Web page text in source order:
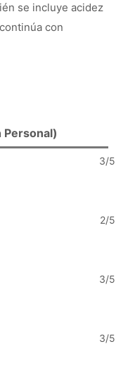
se incluye acidez
con
Personal)
3/5
2/5
3/5
3/5